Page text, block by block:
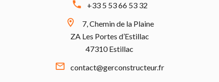
+33 5 53 66 53 32
7, Chemin de la Plaine
ZA Les Portes d’Estillac
47310 Estillac
contact@gerconstructeur.fr